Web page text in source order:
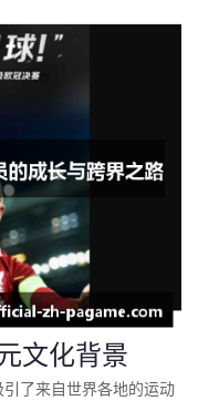
文化背景
了来自世界各地的运动